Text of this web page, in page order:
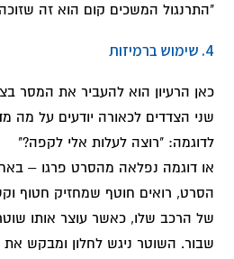
"התרנגול המשכים קום הוא זה
4. שימוש ברמיזות
כאן הרעיון הוא להעביר את המסר
שני הצדדים לכאורה יודעים על מה
לדוגמה: "רוצה לעלות אלי לקפה?"
או דוגמה נפלאה מהסרט פרגו –
הסרט, רואים חוטף שמחזיק חטוף
של הרכב שלו, כאשר עוצר אותו
שבור. השוטר ניגש לחלון ומבקש את